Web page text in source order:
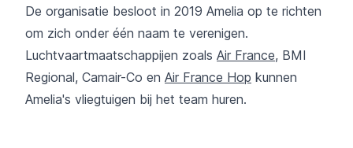
De organisatie besloot in 2019 Amelia op te richten
om zich onder één naam te verenigen.
Luchtvaartmaatschappijen zoals Air France, BMI
Regional, Camair-Co en Air France Hop kunnen
Amelia's vliegtuigen bij het team huren.